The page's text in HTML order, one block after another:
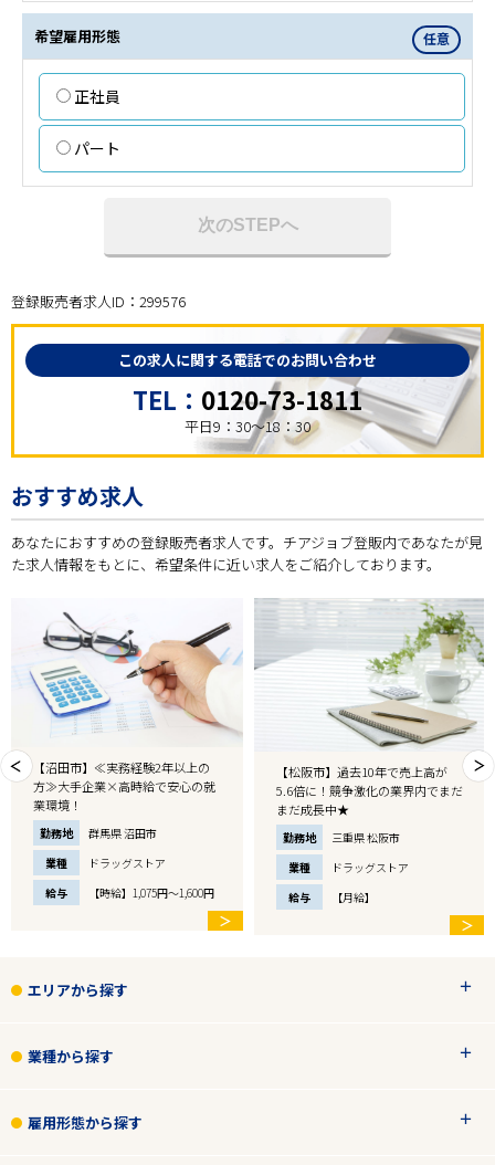
希望雇用形態 任意
正社員
パート
次のSTEPへ
登録販売者求人ID：299576
この求人に関する電話でのお問い合わせ
TEL： 0120-73-1811
平日9：30～18：30
おすすめ求人
あなたにおすすめの登録販売者求人です。チアジョブ登販内であなたが見
た求人情報をもとに、希望条件に近い求人をご紹介しております。
【沼田市】≪実務経験2年以上の
方≫大手企業×高時給で安心の就
業環境！
勤務地
群馬県 沼田市
業種
ドラッグストア
給与
【時給】1,075円～1,600円
＞
【松阪市】過去10年で売上高が
5.6倍に！競争激化の業界内でまだ
まだ成長中★
勤務地
三重県 松阪市
業種
ドラッグストア
給与
【月給】
＞
エリアから探す
業種から探す
雇用形態から探す